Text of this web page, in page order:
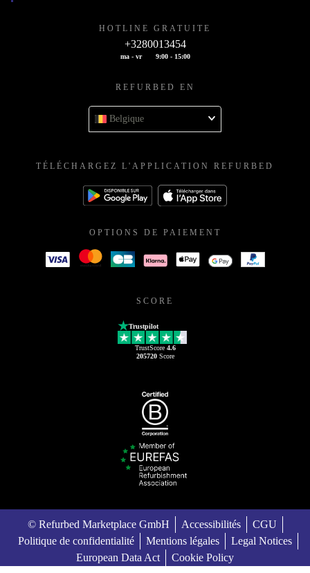
HOTLINE GRATUITE
+3280013454
ma - vr 9:00 - 15:00
REFURBED EN
Belgique
TÉLÉCHARGEZ L'APPLICATION REFURBED
OPTIONS DE PAIEMENT
SCORE
Trustpilot
TrustScore 4.6
205720Score
© Refurbed Marketplace GmbH Accessibilités
CGU
Politique de confidentialité
Mentions légales
Legal Notices
European Data Act
Cookie Policy